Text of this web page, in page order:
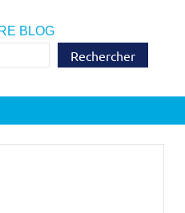
BLOG
Rechercher